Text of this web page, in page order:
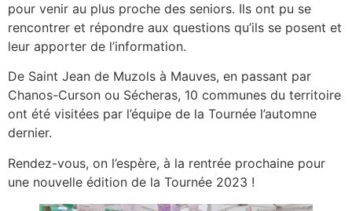
pour venir au plus proche des seniors. Ils ont pu se
rencontrer et répondre aux questions qu’ils se posent et
leur apporter de l’information.
De Saint Jean de Muzols à Mauves, en passant par
Chanos-Curson ou Sécheras, 10 communes du territoire
ont été visitées par l’équipe de la Tournée l’automne
dernier.
Rendez-vous, on l’espère, à la rentrée prochaine pour
une nouvelle édition de la Tournée 2023 !